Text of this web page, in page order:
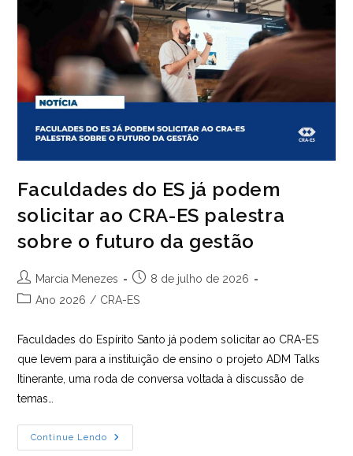
Pesquisa
Busca
Respostas
Faculdades do ES já podem
solicitar ao CRA-ES palestra
sobre o futuro da gestão
Autor
do
Marcia Menezes
Post
publicado:
8 de julho de 2026
Categoria
Ano 2026 / CRA-ES
Faculdades do Espírito Santo já podem solicitar ao CRA-ES
que levem para a instituição de ensino o projeto ADM Talks
Itinerante, uma roda de conversa voltada à discussão de
temas…
Continue Lendo
Faculdades
Do